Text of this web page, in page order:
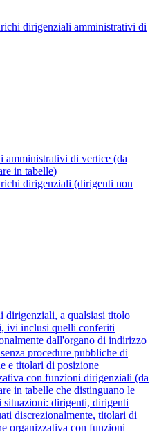
dirigenziali amministrativi di
amministrativi di vertice (da
in tabelle)
dirigenziali (dirigenti non
dirigenziali, a qualsiasi titolo
ivi inclusi quelli conferiti
dall'organo di indirizzo
procedure pubbliche di
e titolari di posizione
con funzioni dirigenziali (da
in tabelle che distinguano le
situazioni: dirigenti, dirigenti
discrezionalmente, titolari di
organizzativa con funzioni